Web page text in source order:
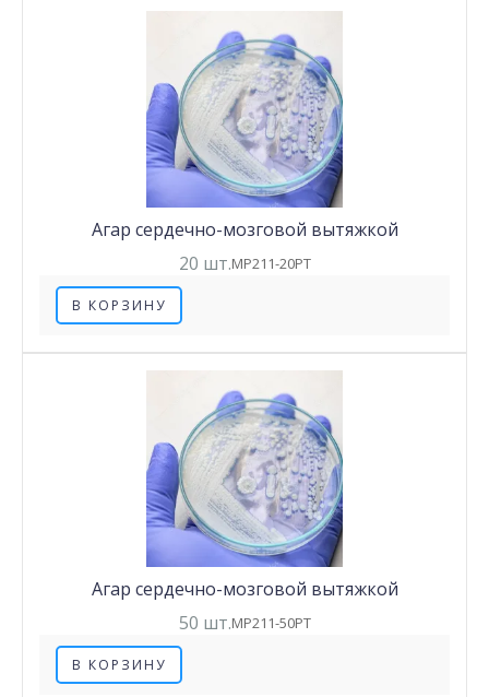
Агар сердечно-мозговой вытяжкой
20 шт.MP211-20PT
В КОРЗИНУ
Агар сердечно-мозговой вытяжкой
50 шт.MP211-50PT
В КОРЗИНУ